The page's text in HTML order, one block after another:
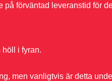
på förväntad leveranstid för
i fyran.
men vanligtvis är detta